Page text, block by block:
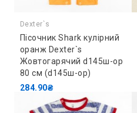
Dexter`s
Пісочник Shark кулірний
оранж Dexter`s
Жовтогарячий d145ш-ор
80 см (d145ш-ор)
284.90₴